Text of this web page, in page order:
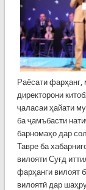
Раёсати фарҳанг,
директорони
ҷаласаи ҳайати
ба ҷамъбасти
барномаҳо дар
Тавре ба
вилояти Суғд
фарҳанги вилоят
вилоятӣ дар